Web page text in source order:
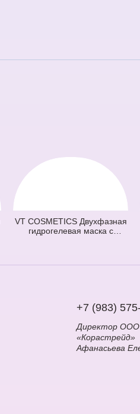
VT COSMETICS Двухфазная
гидрогелевая маска с
+7 (983)
Директор ООО
«Корастрейд»
Афанасьева